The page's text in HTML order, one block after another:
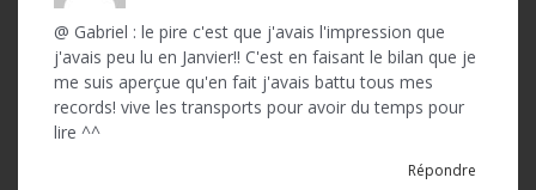
@ Gabriel : le pire c'est que j'avais l'impression que
j'avais peu lu en Janvier!! C'est en faisant le bilan que je
me suis aperçue qu'en fait j'avais battu tous mes
records! vive les transports pour avoir du temps pour
lire ^^
Répondre